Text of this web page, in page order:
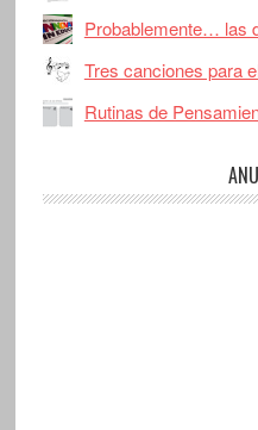
Probablemente… las
Tres canciones para
Rutinas de